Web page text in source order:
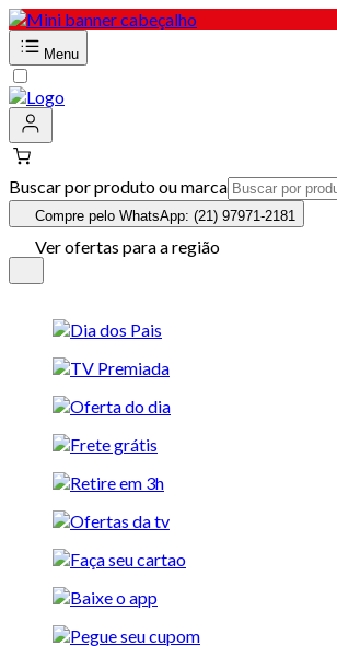
Menu
Buscar por produto ou marca
Compre pelo WhatsApp: (21) 97971-2181
Ver ofertas para a região